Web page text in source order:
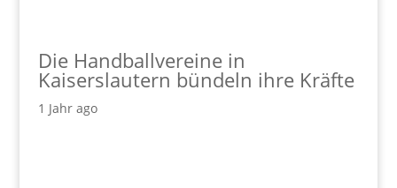
Die Handballvereine in
Kaiserslautern bündeln ihre Kräfte
1 Jahr ago